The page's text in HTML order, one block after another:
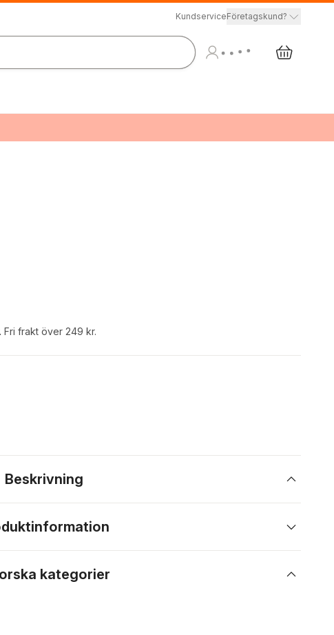
KundserviceFöretagskund?
. Fri frakt över 249 kr.
Beskrivning
kategorier